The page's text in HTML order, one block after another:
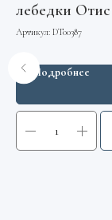
лебедки
Артикул: DT00387
Подробнее